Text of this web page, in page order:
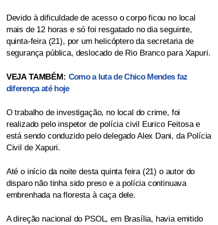
Devido à dificuldade de acesso o corpo ficou no local
mais de 12 horas e só foi resgatado no dia seguinte,
quinta-feira (21), por um helicóptero da secretaria de
segurança pública, deslocado de Rio Branco para Xapuri.
VEJA TAMBÉM: Como a luta de Chico Mendes faz
diferença até hoje
O trabalho de investigação, no local do crime, foi
realizado pelo inspetor de polícia civil Eurico Feitosa e
está sendo conduzido pelo delegado Alex Dani, da Polícia
Civil de Xapuri.
Até o início da noite desta quinta feira (21) o autor do
disparo não tinha sido preso e a polícia continuava
embrenhada na floresta à caça dele.
A direção nacional do PSOL, em Brasília, havia emitido